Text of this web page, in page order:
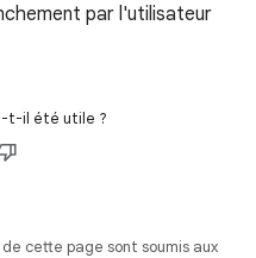
par l'utilisateur
t-il été utile ?
cette page sont soumis aux